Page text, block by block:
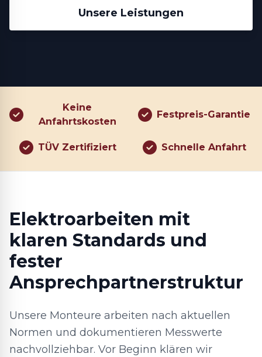
Unsere Leistungen
Keine
Anfahrtskosten
Festpreis-Garantie
TÜV Zertifiziert Schnelle Anfahrt
Elektroarbeiten mit
klaren Standards und
fester
Ansprechpartnerstruktur
Unsere Monteure arbeiten nach aktuellen
Normen und dokumentieren Messwerte
nachvollziehbar. Vor Beginn klären wir